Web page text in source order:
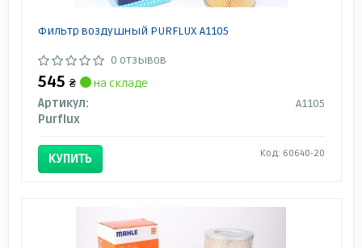
Фильтр воздушный PURFLUX A1105
0 отзывов
545 ₴
на складе
Артикул:
A1105
Purflux
КУПИТЬ Код: 60640-20